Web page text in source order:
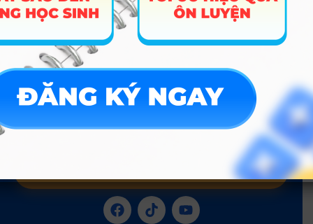
Hướng nghiệp
HOCMAI